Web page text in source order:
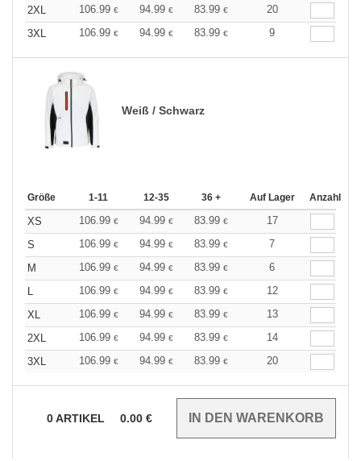
2XL
106.99 € 94.99 € 83.99 €
20
3XL
106.99 € 94.99 € 83.99 € 9
Weiß / Schwarz
Größe 1-11 12-35 36 + Auf Lager Anzahl
XS 106.99 € 94.99 € 83.99 €
17
S
106.99 € 94.99 € 83.99 €
7
M
106.99 € 94.99 € 83.99 €
6
L
106.99 € 94.99 € 83.99 €
12
XL
106.99 € 94.99 € 83.99 €
13
2XL
106.99 € 94.99 € 83.99 €
14
3XL
106.99 € 94.99 € 83.99 € 20
0ARTIKEL 0.00 €